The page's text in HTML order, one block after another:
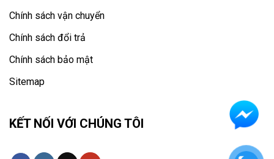
Chính sách vận chuyển
Chính sách đổi trả
Chính sách bảo mật
Sitemap
KẾT NỐI VỚI CHÚNG TÔI